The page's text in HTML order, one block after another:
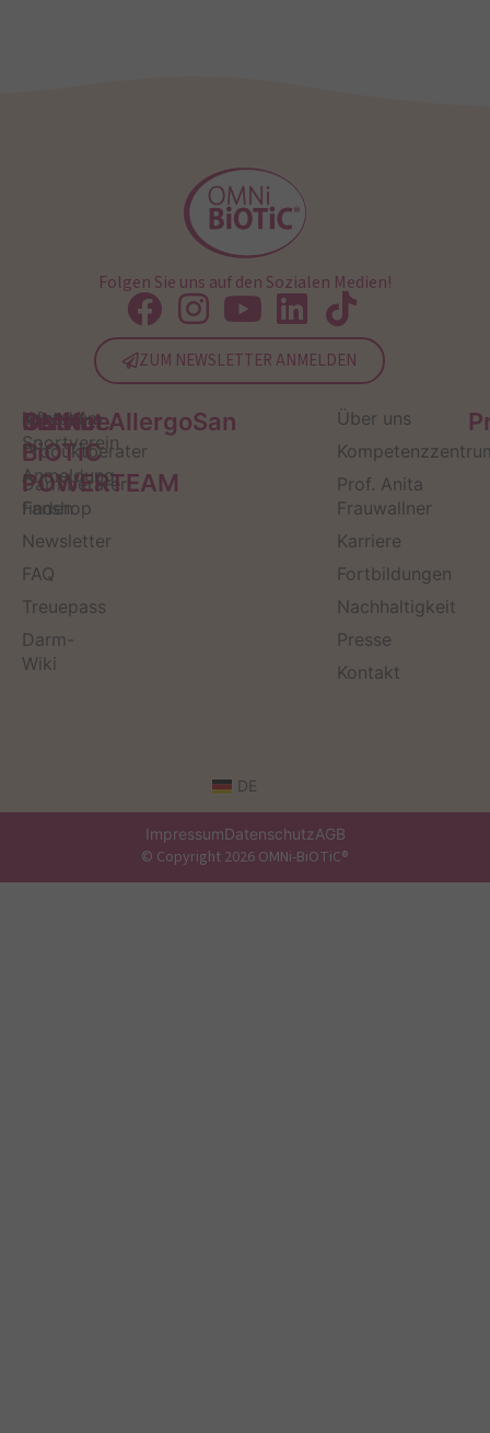
Folgen Sie uns auf den Sozialen Medien!
ZUM NEWSLETTER ANMELDEN
Service
Kontakt
Produktberater
Darmberater
finden
Newsletter
FAQ
Treuepass
Darm-
Wiki
OMNi-
BiOTiC
POWERTEAM
Infos zum
Sportverein
Anmeldung
Fanshop
Institut AllergoSan
Über uns
Prof. Anita
Frauwallner
Karriere
Fortbildungen
Nachhaltigkeit
Presse
Kontakt
DE
ImpressumDatenschutzAGB
© Copyright 2026 OMNi-BiOTiC®